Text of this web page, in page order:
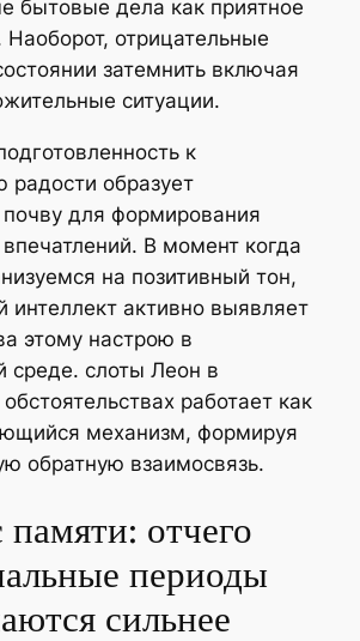
бытовые дела как приятное
Наоборот, отрицательные
затемнить включая
ситуации.
к
образует
для формирования
В момент когда
на позитивный тон,
интеллект активно выявляет
этому настрою в
среде. слоты Леон в
работает как
механизм, формируя
обратную взаимосвязь.
отчего
периоды
сильнее